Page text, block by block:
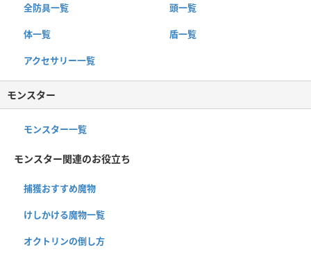
全防具一覧 頭一覧
体一覧 盾一覧
アクセサリー一覧
モンスター
モンスター一覧
モンスター関連のお役立ち
捕獲おすすめ魔物
けしかける魔物一覧
オクトリンの倒し方